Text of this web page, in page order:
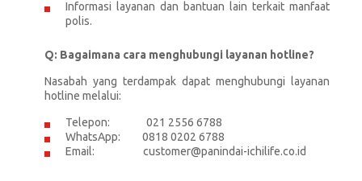
Informasi layanan dan bantuan lain terkait manfaat
polis.
Q: Bagaimana cara menghubungi layanan hotline?
Nasabah yang terdampak dapat menghubungi layanan
hotline melalui:
Telepon: 021 2556 6788
WhatsApp: 0818 0202 6788
Email: customer@panindai-ichilife.co.id